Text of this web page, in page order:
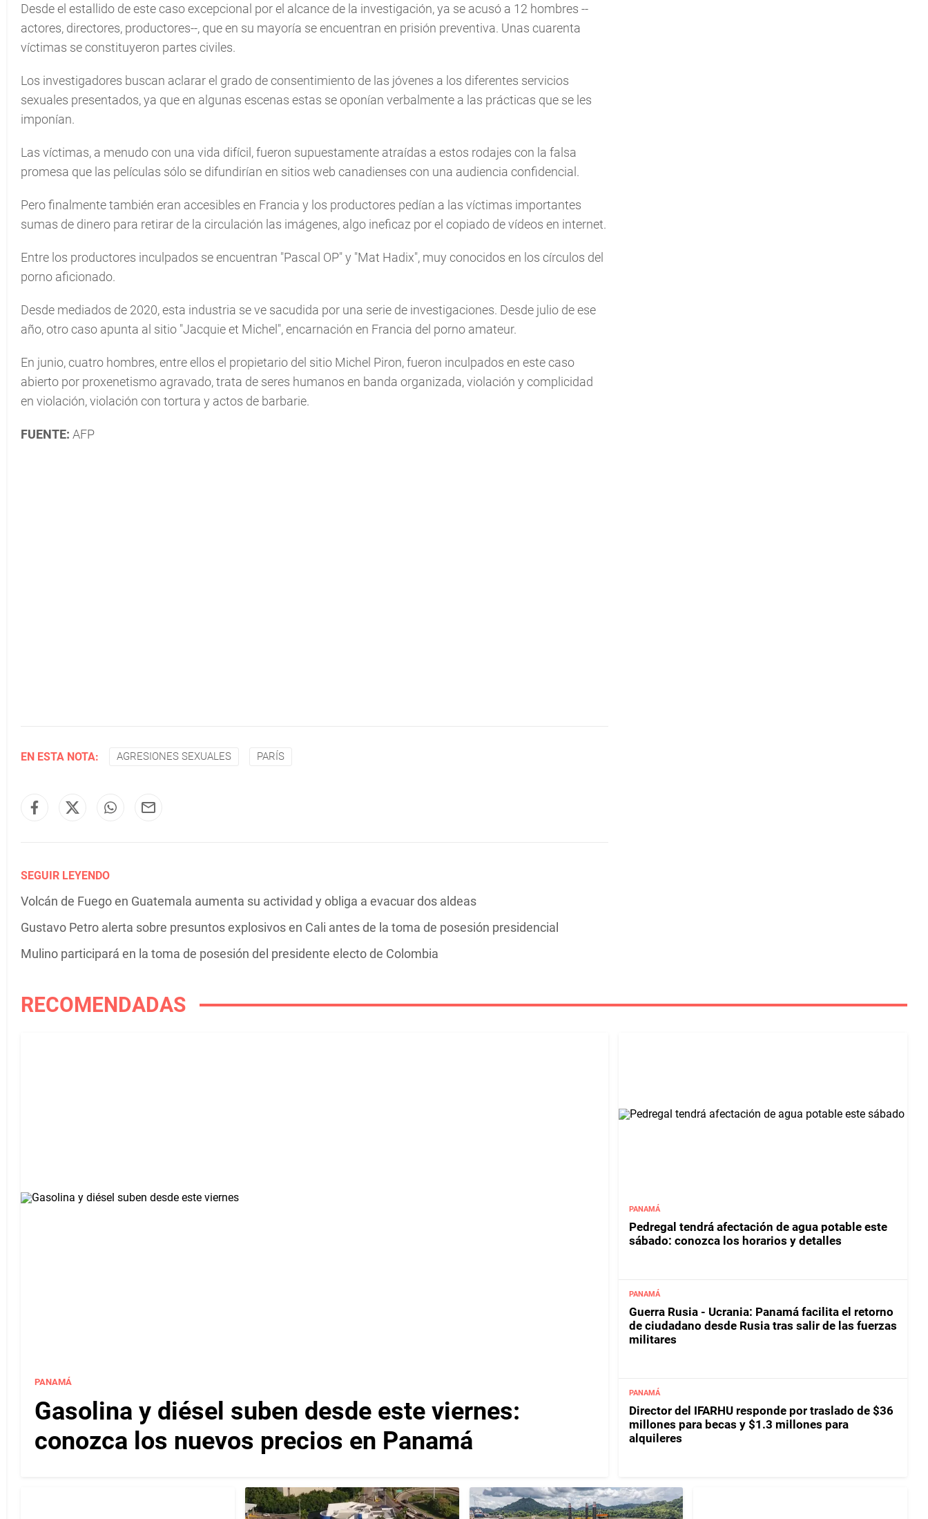
Desde el estallido de este caso excepcional por el alcance de la investigación, ya se acusó a 12 hombres --
actores, directores, productores--, que en su mayoría se encuentran en prisión preventiva. Unas cuarenta
víctimas se constituyeron partes civiles.
Los investigadores buscan aclarar el grado de consentimiento de las jóvenes a los diferentes servicios
sexuales presentados, ya que en algunas escenas estas se oponían verbalmente a las prácticas que se les
imponían.
Las víctimas, a menudo con una vida difícil, fueron supuestamente atraídas a estos rodajes con la falsa
promesa que las películas sólo se difundirían en sitios web canadienses con una audiencia confidencial.
Pero finalmente también eran accesibles en Francia y los productores pedían a las víctimas importantes
sumas de dinero para retirar de la circulación las imágenes, algo ineficaz por el copiado de vídeos en internet.
Entre los productores inculpados se encuentran "Pascal OP" y "Mat Hadix", muy conocidos en los círculos del
porno aficionado.
Desde mediados de 2020, esta industria se ve sacudida por una serie de investigaciones. Desde julio de ese
año, otro caso apunta al sitio "Jacquie et Michel", encarnación en Francia del porno amateur.
En junio, cuatro hombres, entre ellos el propietario del sitio Michel Piron, fueron inculpados en este caso
abierto por proxenetismo agravado, trata de seres humanos en banda organizada, violación y complicidad
en violación, violación con tortura y actos de barbarie.
FUENTE: AFP
EN ESTA NOTA: AGRESIONES SEXUALES PARÍS
SEGUIR LEYENDO
Volcán de Fuego en Guatemala aumenta su actividad y obliga a evacuar dos aldeas
Gustavo Petro alerta sobre presuntos explosivos en Cali antes de la toma de posesión presidencial
Mulino participará en la toma de posesión del presidente electo de Colombia
RECOMENDADAS
PANAMÁ
Gasolina y diésel suben desde este viernes:
conozca los nuevos precios en Panamá
PANAMÁ
Pedregal tendrá afectación de agua potable este
sábado: conozca los horarios y detalles
PANAMÁ
Guerra Rusia - Ucrania: Panamá facilita el retorno
de ciudadano desde Rusia tras salir de las fuerzas
militares
PANAMÁ
Director del IFARHU responde por traslado de $36
millones para becas y $1.3 millones para
alquileres